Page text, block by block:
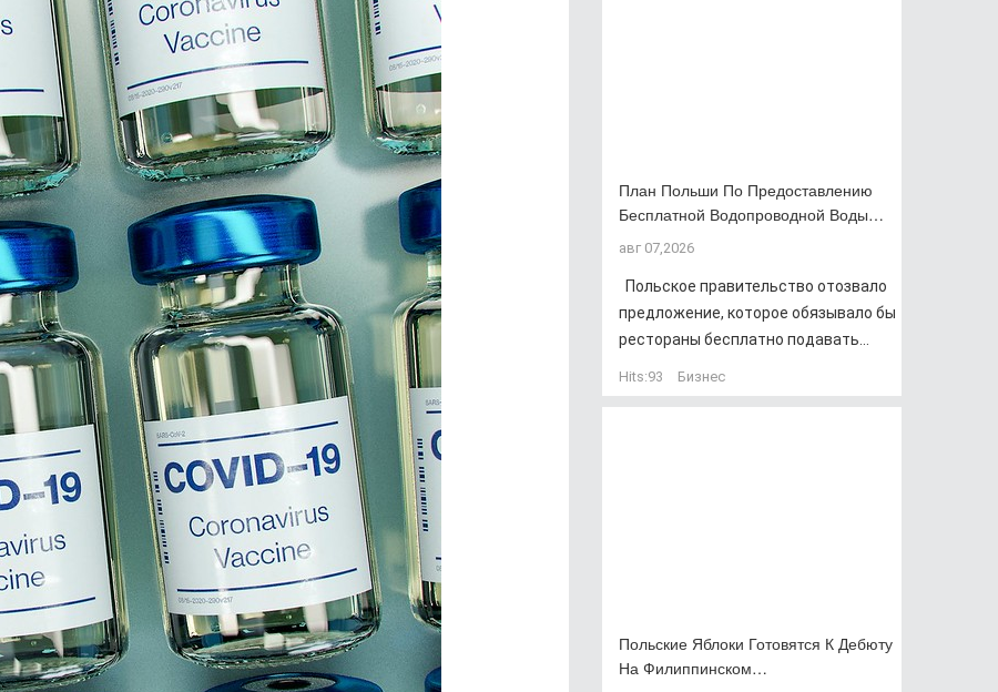
План Польши По Предоставлению
Бесплатной Водопроводной Воды…
авг 07,2026
Польское правительство отозвало
предложение, которое обязывало бы
рестораны бесплатно подавать...
Hits:93 Бизнес
Польские Яблоки Готовятся К Дебюту
На Филиппинском…